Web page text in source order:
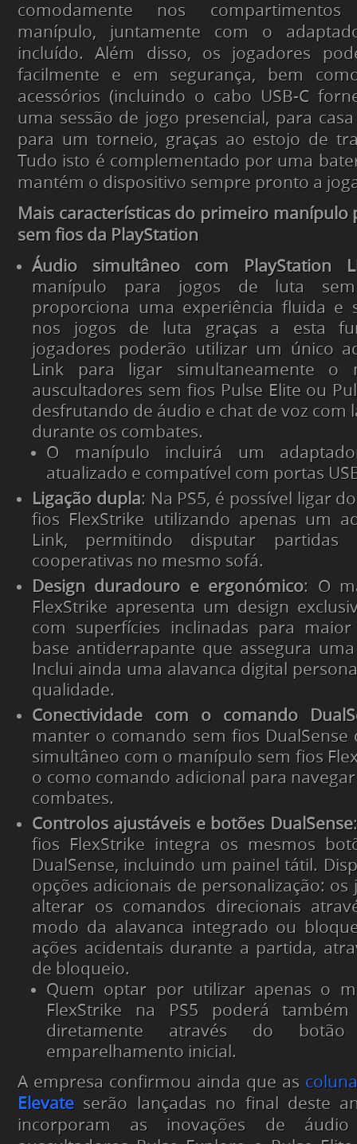
comodamente nos
manípulo, juntamente com o
incluído. Além disso, os jogadores
facilmente e em segurança, bem
acessórios (incluindo o cabo USB-C
uma sessão de jogo presencial, para
para um torneio, graças ao estojo de
Tudo isto é complementado por uma
mantém o dispositivo sempre pronto a
Mais características do primeiro manípulo
sem fios da PlayStation
Áudio simultâneo com PlayStation
manípulo para jogos de luta sem
proporciona uma experiência fluida e
nos jogos de luta graças a esta
jogadores poderão utilizar um único
Link para ligar simultaneamente o
auscultadores sem fios Pulse Elite ou
desfrutando de áudio e chat de voz com
durante os combates.
O manípulo incluirá um
atualizado e compatível com portas
Ligação dupla: Na PS5, é possível ligar
fios FlexStrike utilizando apenas um
Link, permitindo disputar partidas
cooperativas no mesmo sofá.
Design duradouro e ergonómico: O
FlexStrike apresenta um design
com superfícies inclinadas para
base antiderrapante que assegura
Inclui ainda uma alavanca digital
qualidade.
Conectividade com o comando
manter o comando sem fios DualSense
simultâneo com o manípulo sem fios
o como comando adicional para
combates.
Controlos ajustáveis e botões DualSense
fios FlexStrike integra os mesmos
DualSense, incluindo um painel tátil.
opções adicionais de personalização:
alterar os comandos direcionais
modo da alavanca integrado ou
ações acidentais durante a partida,
de bloqueio.
Quem optar por utilizar apenas o
FlexStrike na PS5 poderá
diretamente através do
emparelhamento inicial.
A empresa confirmou ainda que as
Elevate serão lançadas no final deste
incorporam as inovações de